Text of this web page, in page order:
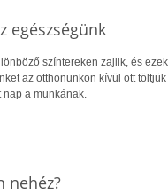
egészségünk
színtereken zajlik, és
az otthonunkon kívül ott
nap a munkának.
nehéz?